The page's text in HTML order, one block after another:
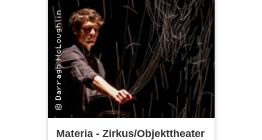
Materia - Zirkus/Objekttheater